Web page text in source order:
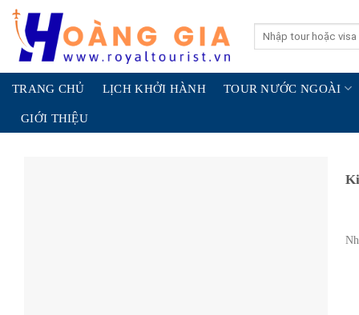
Skip
content
Search
TRANG CHỦ LỊCH KHỞI HÀNH TOUR NƯỚC NGOÀI
GIỚI THIỆU